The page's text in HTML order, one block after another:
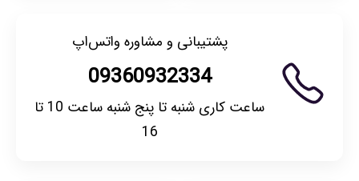
پشتیبانی و مشاوره واتس‌اپ
09360932334
ساعت کاری شنبه تا پنج شنبه ساعت 10 تا
16